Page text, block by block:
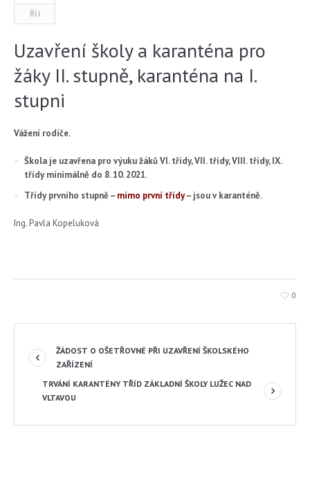
ŘÍJ
Uzavření školy a karanténa pro
žáky II. stupně, karanténa na I.
stupni
Vážení rodiče.
Škola je uzavřena pro výuku žáků VI. třídy, VII. třídy, VIII. třídy, IX.
třídy minimálně do 8. 10. 2021.
Třídy prvního stupně – mimo první třídy– jsou v karanténě.
Ing. Pavla Kopeluková
0
ŽÁDOST O OŠETŘOVNÉ PŘI UZAVŘENÍ ŠKOLSKÉHO
ZAŘÍZENÍ
TRVÁNÍ KARANTÉNY TŘÍD ZÁKLADNÍ ŠKOLY LUŽEC NAD
VLTAVOU